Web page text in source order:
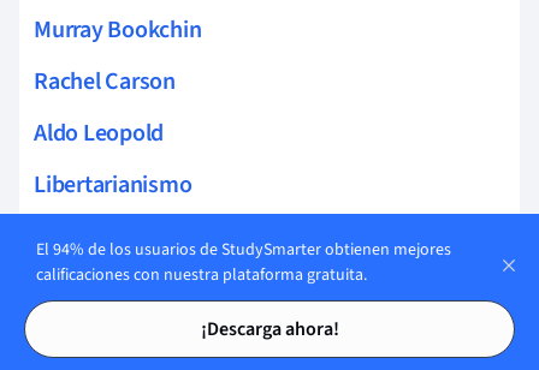
Tarjetas de estudio
Tarjetas de estudio
Murray Bookchin
Rachel Carson
Aldo Leopold
Libertarianismo
Filosofía política
Constitucionalismo
El 94% de los usuarios de StudySmarter obtienen mejores
calificaciones con nuestra plataforma gratuita.
¡Descarga ahora!